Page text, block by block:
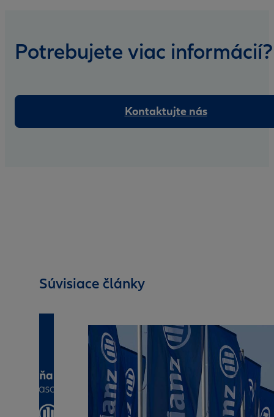
Potrebujete viac informácií?
Kontaktujte nás
Súvisiace články